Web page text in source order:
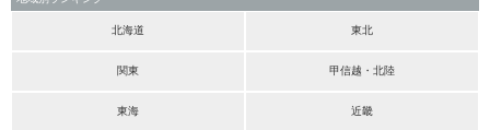
北海道 東北
関東 甲信越・北陸
東海 近畿